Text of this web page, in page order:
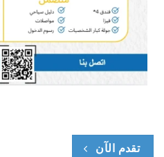
تقدم الآن